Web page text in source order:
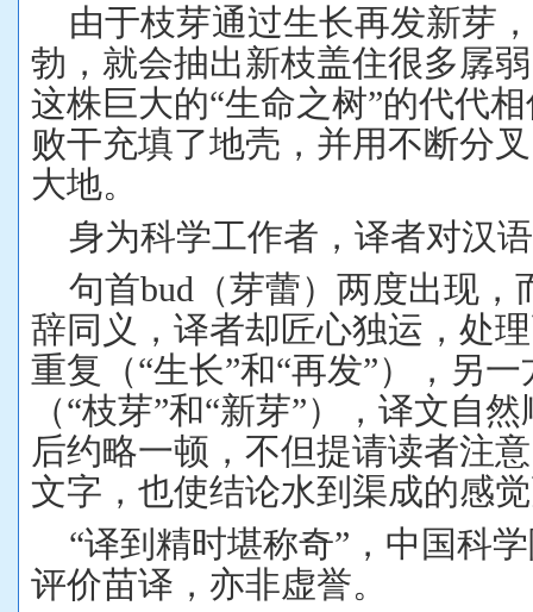
由于枝芽通过生长再发新芽
勃，就会抽出新枝盖住很多孱
这株巨大的“生命之树”的代代
败干充填了地壳，并用不断分
大地。
身为科学工作者，译者对汉
句首bud （芽蕾）两度出现，
辞同义，译者却匠心独运，处
重复（“生长”和“再发”），另
（“枝芽”和“新芽”），译文自
后约略一顿，不但提请读者注
文字，也使结论水到渠成的感
“译到精时堪称奇”，中国科
评价苗译，亦非虚誉。